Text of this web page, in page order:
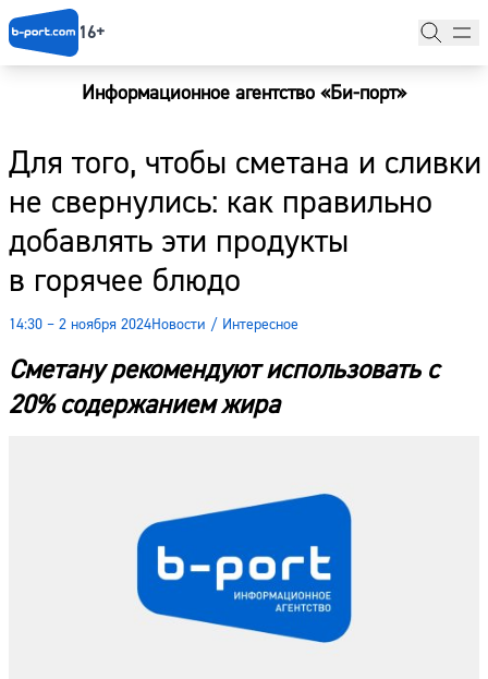
16+
Информационное агентство «Би-порт»
Для того, чтобы сметана и сливки
не свернулись: как правильно
добавлять эти продукты
в горячее блюдо
14:30 – 2 ноября 2024Новости / Интересное
Сметану рекомендуют использовать с
20% содержанием жира
Новости
Наши гости
Фоторепортажи
Погода
Курсы валют